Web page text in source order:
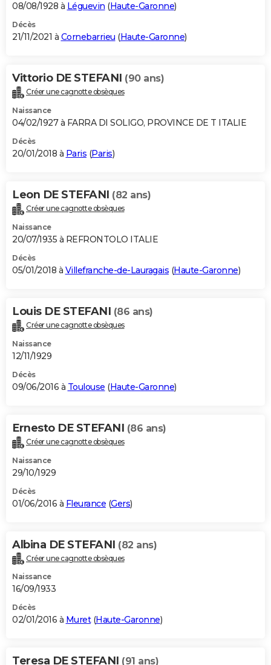
08/08/1928 à Léguevin (Haute-Garonne)
Décès
21/11/2021 à Cornebarrieu (Haute-Garonne)
Vittorio DE STEFANI (90 ans)
Créer une cagnotte obsèques
Naissance
04/02/1927 à FARRA DI SOLIGO, PROVINCE DE T ITALIE
Décès
20/01/2018 à Paris (Paris)
Leon DE STEFANI (82 ans)
Créer une cagnotte obsèques
Naissance
20/07/1935 à REFRONTOLO ITALIE
Décès
05/01/2018 à Villefranche-de-Lauragais (Haute-Garonne)
Louis DE STEFANI (86 ans)
Créer une cagnotte obsèques
Naissance
12/11/1929
Décès
09/06/2016 à Toulouse (Haute-Garonne)
Ernesto DE STEFANI (86 ans)
Créer une cagnotte obsèques
Naissance
29/10/1929
Décès
01/06/2016 à Fleurance (Gers)
Albina DE STEFANI (82 ans)
Créer une cagnotte obsèques
Naissance
16/09/1933
Décès
02/01/2016 à Muret(Haute-Garonne)
Teresa DE STEFANI (91 ans)